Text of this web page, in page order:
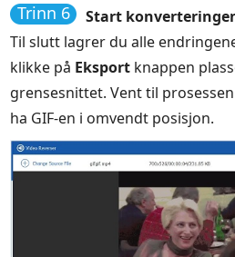
Trinn 6
Start
Til slutt lagrer du alle
klikke på Eksport knappen
grensesnittet. Vent til
ha GIF-en i omvendt posisjon.